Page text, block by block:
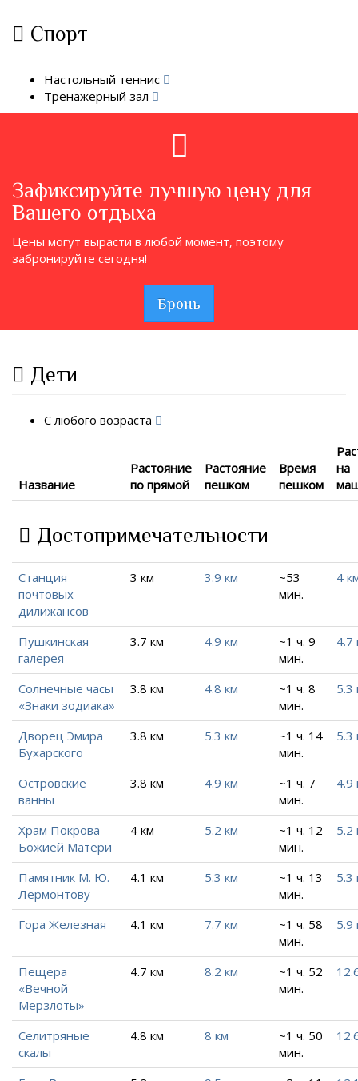
Спорт
Настольный теннис
Тренажерный зал
Зафиксируйте лучшую цену для
Вашего отдыха
Цены могут вырасти в любой момент, поэтому
забронируйте сегодня!
Бронь
Дети
С любого возраста
Название
Растояние
по прямой
Растояние
пешком
Время
пешком
на
Достопримечательности
Станция
почтовых
дилижансов
3 км 3.9 км
~53
мин.
4
Пушкинская
галерея
3.7 км 4.9 км
~1 ч. 9
мин.
4.7
Солнечные часы
«Знаки зодиака»
3.8 км 4.8 км
~1 ч. 8
мин.
5.3
Дворец Эмира
Бухарского
3.8 км 5.3 км
~1 ч. 14
мин.
5.3
Островские
ванны
3.8 км 4.9 км
~1 ч. 7
мин.
4.9
Храм Покрова
Божией Матери
4 км 5.2 км
~1 ч. 12
мин.
5.2
Памятник М. Ю.
Лермонтову
4.1 км 5.3 км
~1 ч. 13
мин.
5.3
Гора Железная 4.1 км 7.7 км
~1 ч. 58
мин.
5.9
Пещера
«Вечной
Мерзлоты»
4.7 км 8.2 км
~1 ч. 52
мин.
Селитряные
скалы
4.8 км 8 км
~1 ч. 50
мин.